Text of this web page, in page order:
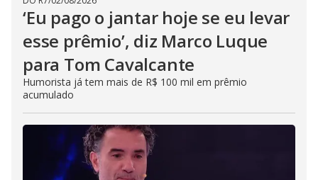
‘Eu pago o jantar hoje se eu levar
esse prêmio’, diz Marco Luque
para Tom Cavalcante
Humorista já tem mais de R$ 100 mil em prêmio
acumulado